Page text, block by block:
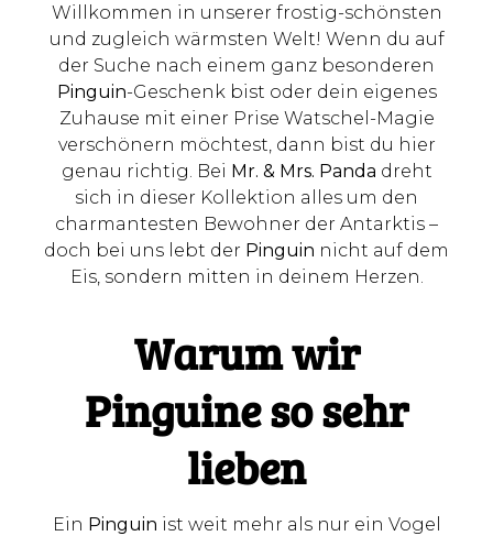
Willkommen in unserer frostig-schönsten
und zugleich wärmsten Welt! Wenn du auf
der Suche nach einem ganz besonderen
Pinguin-Geschenk bist oder dein eigenes
Zuhause mit einer Prise Watschel-Magie
verschönern möchtest, dann bist du hier
genau richtig. Bei Mr. & Mrs. Panda dreht
sich in dieser Kollektion alles um den
charmantesten Bewohner der Antarktis –
doch bei uns lebt der Pinguin nicht auf dem
Eis, sondern mitten in deinem Herzen.
Warum wir
Pinguine so sehr
lieben
Ein Pinguin ist weit mehr als nur ein Vogel